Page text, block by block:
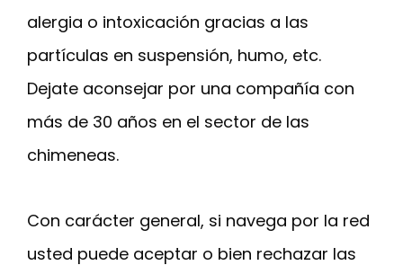
alergia o intoxicación gracias a las
partículas en suspensión, humo, etc.
Dejate aconsejar por una compañía con
más de 30 años en el sector de las
chimeneas.
Con carácter general, si navega por la red
usted puede aceptar o bien rechazar las